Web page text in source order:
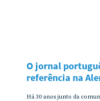
O jornal
referência na
Há 30 anos junto da